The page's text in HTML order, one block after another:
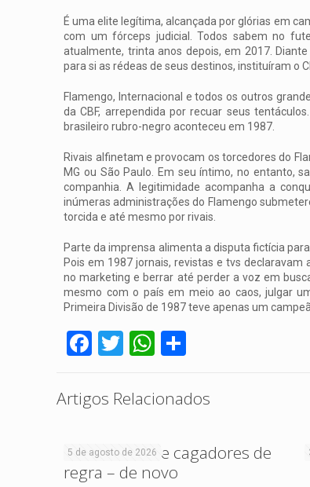
É uma elite legítima, alcançada por glórias em
com um fórceps judicial. Todos sabem no
atualmente, trinta anos depois, em 2017.
para si as rédeas de seus destinos, instituíram o
Flamengo, Internacional e todos os outros
da CBF, arrependida por recuar seus
brasileiro rubro-negro aconteceu em 1987.
Rivais alfinetam e provocam os torcedores do
MG ou São Paulo. Em seu íntimo, no entanto,
companhia. A legitimidade acompanha a
inúmeras administrações do Flamengo
torcida e até mesmo por rivais.
Parte da imprensa alimenta a disputa fictícia
Pois em 1987 jornais, revistas e tvs
no marketing e berrar até perder a voz em
mesmo com o país em meio ao caos, julgar
Primeira Divisão de 1987 teve apenas um
Facebook
TwitterWhatsApp
Artigos Relacionados
5 de agosto de 2026
Sobre haters e cagadores de
regra – de novo